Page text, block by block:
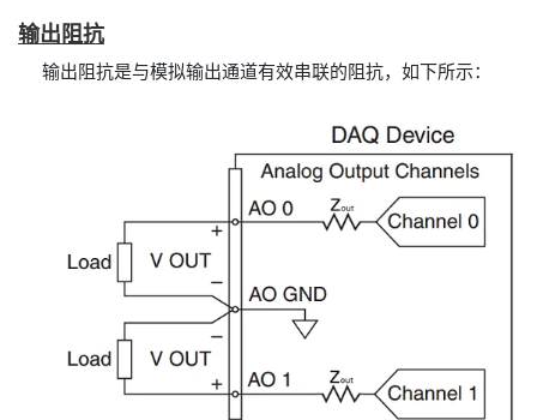
输出阻抗
输出阻抗是与模拟输出通道有效串联的阻抗，如下所示：